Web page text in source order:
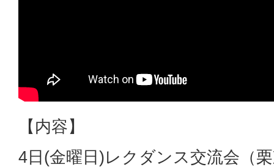
【内容】
4日(金曜日)レクダンス交流会（